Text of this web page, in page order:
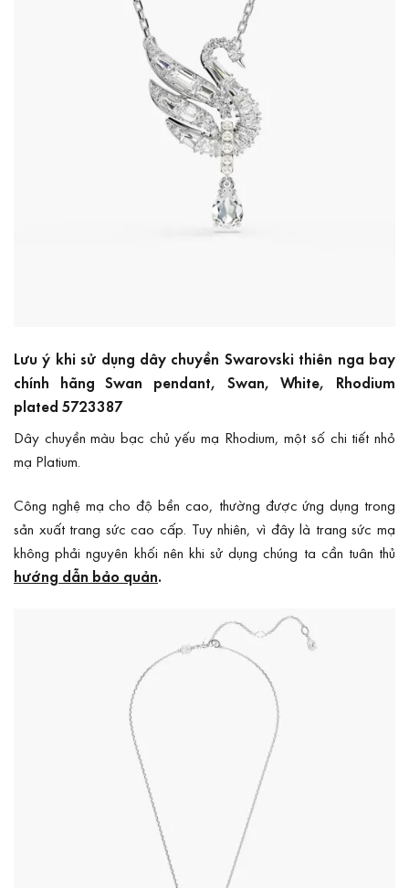
Lưu ý khi sử dụng dây chuyền Swarovski thiên nga bay
chính hãng Swan pendant, Swan, White, Rhodium
plated 5723387
Dây chuyền màu bạc chủ yếu mạ Rhodium, một số chi tiết nhỏ
mạ Platium.
Công nghệ mạ cho độ bền cao, thường được ứng dụng trong
sản xuất trang sức cao cấp. Tuy nhiên, vì đây là trang sức mạ
không phải nguyên khối nên khi sử dụng chúng ta cần tuân thủ
hướng dẫn bảo quản.